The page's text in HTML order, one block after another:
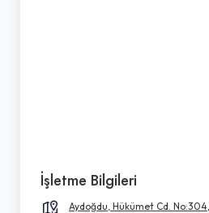
İşletme Bilgileri
Aydoğdu, Hükümet Cd.